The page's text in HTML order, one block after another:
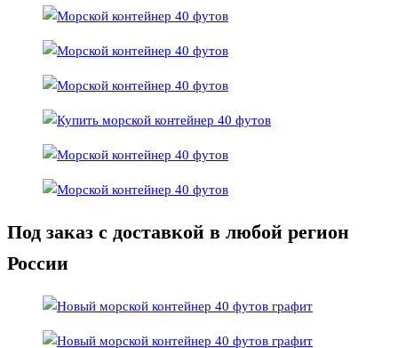
Под заказ с доставкой в любой регион
России